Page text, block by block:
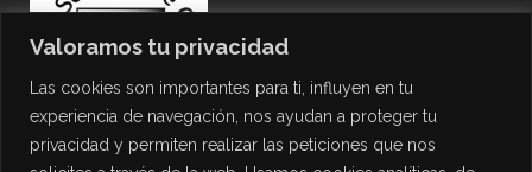
Valoramos tu privacidad
Las cookies son importantes para ti, influyen en tu
experiencia de navegación, nos ayudan a proteger tu
privacidad y permiten realizar las peticiones que nos